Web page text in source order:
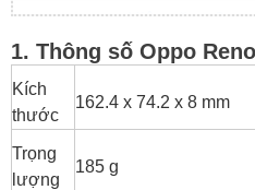
Hiệu năng
Camera Oppo
1. Thông số Oppo
Kích
thước
162.4 x 74.2 x 8 mm
Trọng
lượng
185 g